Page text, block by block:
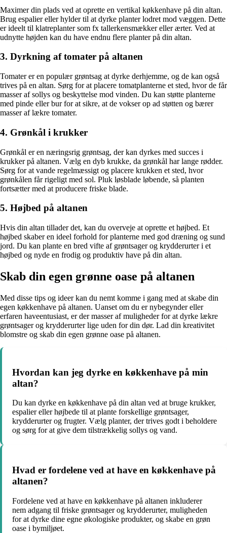
Maximer din plads ved at oprette en vertikal køkkenhave på din altan.
Brug espalier eller hylder til at dyrke planter lodret mod væggen. Dette
er ideelt til klatreplanter som fx tallerkensmækker eller ærter. Ved at
udnytte højden kan du have endnu flere planter på din altan.
3. Dyrkning af tomater på altanen
Tomater er en populær grøntsag at dyrke derhjemme, og de kan også
trives på en altan. Sørg for at placere tomatplanterne et sted, hvor de får
masser af sollys og beskyttelse mod vinden. Du kan støtte planterne
med pinde eller bur for at sikre, at de vokser op ad støtten og bærer
masser af lækre tomater.
4. Grønkål i krukker
Grønkål er en næringsrig grøntsag, der kan dyrkes med succes i
krukker på altanen. Vælg en dyb krukke, da grønkål har lange rødder.
Sørg for at vande regelmæssigt og placere krukken et sted, hvor
grønkålen får rigeligt med sol. Pluk løsblade løbende, så planten
fortsætter med at producere friske blade.
5. Højbed på altanen
Hvis din altan tillader det, kan du overveje at oprette et højbed. Et
højbed skaber en ideel forhold for planterne med god dræning og sund
jord. Du kan plante en bred vifte af grøntsager og krydderurter i et
højbed og nyde en frodig og produktiv have på din altan.
Skab din egen grønne oase på altanen
Med disse tips og ideer kan du nemt komme i gang med at skabe din
egen køkkenhave på altanen. Uanset om du er nybegynder eller
erfaren haveentusiast, er der masser af muligheder for at dyrke lækre
grøntsager og krydderurter lige uden for din dør. Lad din kreativitet
blomstre og skab din egen grønne oase på altanen.
Hvordan kan jeg dyrke en køkkenhave på min
altan?
Du kan dyrke en køkkenhave på din altan ved at bruge krukker,
espalier eller højbede til at plante forskellige grøntsager,
krydderurter og frugter. Vælg planter, der trives godt i beholdere
og sørg for at give dem tilstrækkelig sollys og vand.
Hvad er fordelene ved at have en køkkenhave på
altanen?
Fordelene ved at have en køkkenhave på altanen inkluderer
nem adgang til friske grøntsager og krydderurter, muligheden
for at dyrke dine egne økologiske produkter, og skabe en grøn
oase i bymiljøet.